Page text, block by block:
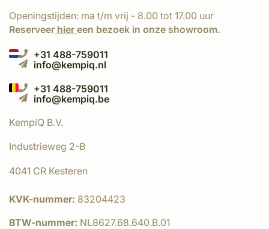
Openingstijden: ma t/m vrij - 8.00 tot 17.00 uur
Reserveer hier een bezoek in onze showroom.
+31 488-759011
info@kempiq.nl
+31 488-759011
info@kempiq.be
KempíQ B.V.
Industrieweg 2-B
4041 CR Kesteren
KVK-nummer: 83204423
BTW-nummer: NL8627.68.640.B.01